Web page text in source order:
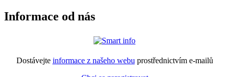
Informace od nás
Dostávejte informace z našeho webu prostřednictvím e-mailů